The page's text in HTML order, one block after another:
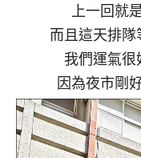
上一回就
而且這天排
我們運氣
因為夜市剛